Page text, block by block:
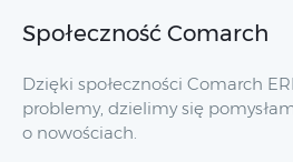
Społeczność Comarch
Dzięki społeczności Comarch
problemy, dzielimy się
o nowościach.